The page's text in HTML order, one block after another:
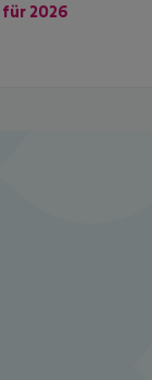
2026